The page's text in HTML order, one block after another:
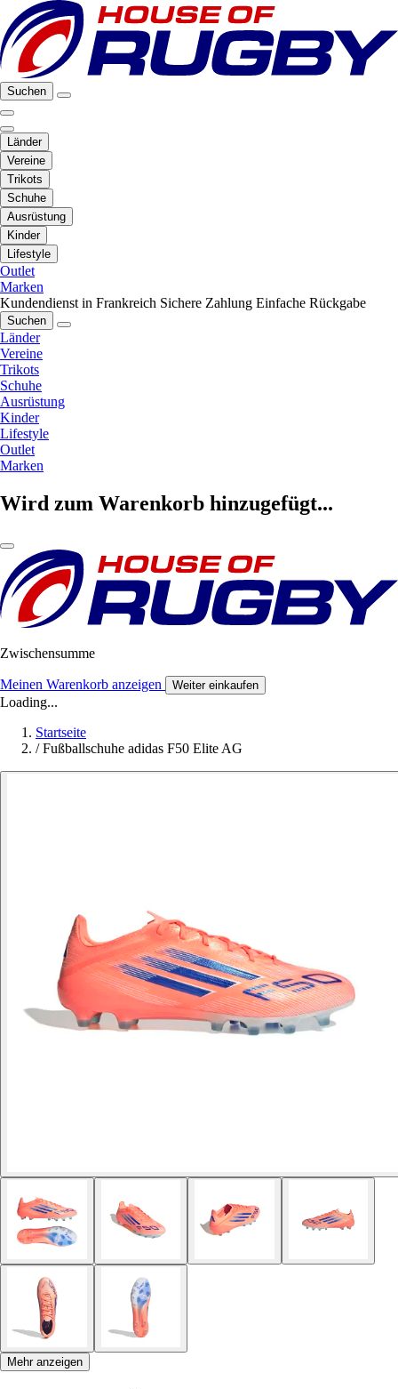
Suchen
Länder
Vereine
Trikots
Schuhe
Ausrüstung
Kinder
Lifestyle
Outlet
Marken
Kundendienst in Frankreich Sichere Zahlung Einfache Rückgabe
Suchen
Länder
Vereine
Trikots
Schuhe
Ausrüstung
Kinder
Lifestyle
Outlet
Marken
Wird zum Warenkorb hinzugefügt...
Zwischensumme
Meinen Warenkorb anzeigen Weiter einkaufen
Loading...
Startseite
/ Fußballschuhe adidas F50 Elite AG
Mehr anzeigen